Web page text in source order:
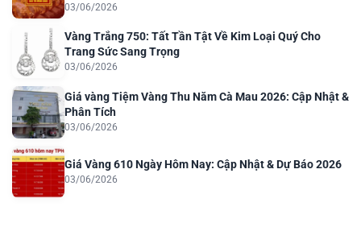
03/06/2026
Vàng Trắng 750: Tất Tần Tật Về Kim Loại Quý Cho
Trang Sức Sang Trọng
03/06/2026
Giá vàng Tiệm Vàng Thu Năm Cà Mau 2026: Cập Nhật &
Phân Tích
03/06/2026
Giá Vàng 610 Ngày Hôm Nay: Cập Nhật & Dự Báo 2026
03/06/2026